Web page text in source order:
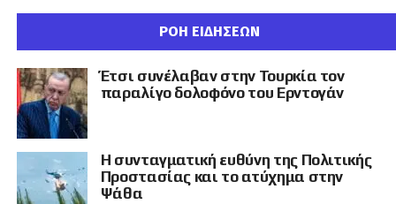
ΡΟΗ ΕΙΔΗΣΕΩΝ
Έτσι συνέλαβαν στην Τουρκία τον
παραλίγο δολοφόνο του Ερντογάν
Η συνταγματική ευθύνη της Πολιτικής
Προστασίας και το ατύχημα στην
Ψάθα